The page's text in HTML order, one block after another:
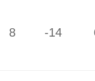
8 -14